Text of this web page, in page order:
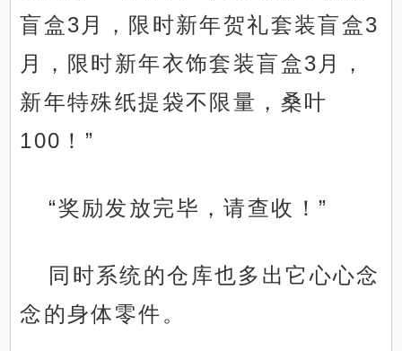
盲盒3月，限时新年贺礼套装盲盒3
月，限时新年衣饰套装盲盒3月，
新年特殊纸提袋不限量，桑叶
100！”
“奖励发放完毕，请查收！”
同时系统的仓库也多出它心心念
念的身体零件。